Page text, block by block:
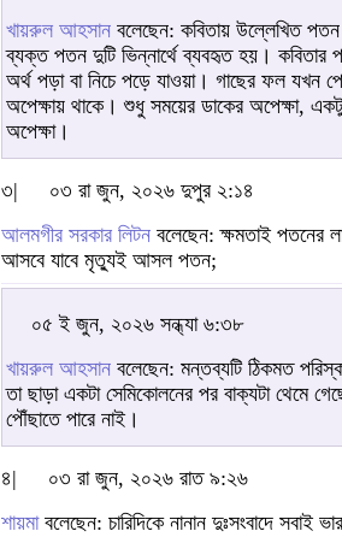
খায়রুল আহসান বলেছেন: কবিতায় উল্লেখিত
ব্যক্ত পতন দুটি ভিন্নার্থে ব্যবহৃত হয়।
অর্থ পড়া বা নিচে পড়ে যাওয়া। গাছের ফল যখন
অপেক্ষায় থাকে। শুধু সময়ের ডাকের অপেক্ষা,
অপেক্ষা।
৩|
০৩ রা জুন, ২০২৬ দুপুর ২:১৪
আলমগীর সরকার লিটন বলেছেন: ক্ষমতাই পতনের
আসবে যাবে মৃত্যুই আসল পতন;
০৫ ই জুন, ২০২৬ সন্ধ্যা ৬:৩৮
খায়রুল আহসান বলেছেন: মন্তব্যটি ঠিকমত
তা ছাড়া একটা সেমিকোলনের পর বাক্যটা থেমে
পৌঁছাতে পারে নাই।
৪|
০৩ রা জুন, ২০২৬ রাত ৯:২৬
শায়মাবলেছেন: চারিদিকে নানান দুঃসংবাদে সবাই